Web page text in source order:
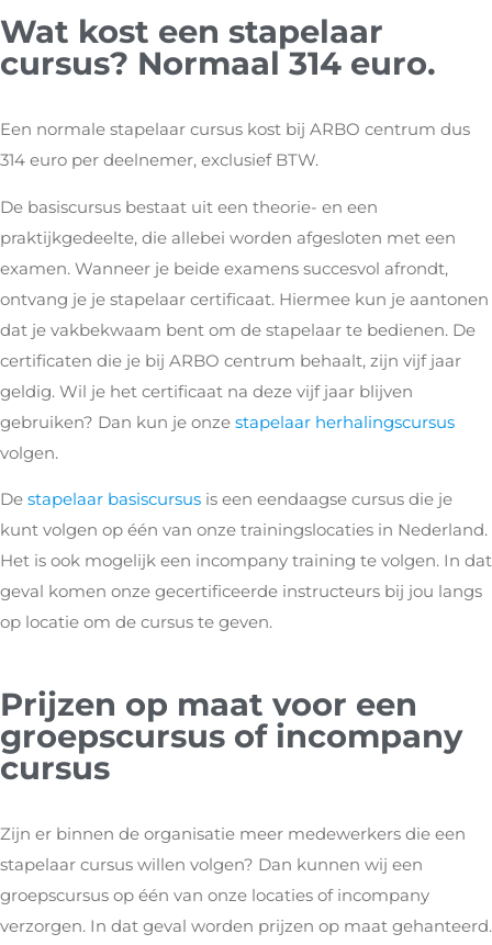
Wat kost een stapelaar
cursus? Normaal 314 euro.
Een normale stapelaar cursus kost bij ARBO centrum dus
314 euro per deelnemer, exclusief BTW.
De basiscursus bestaat uit een theorie- en een
praktijkgedeelte, die allebei worden afgesloten met een
examen. Wanneer je beide examens succesvol afrondt,
ontvang je je stapelaar certificaat. Hiermee kun je aantonen
dat je vakbekwaam bent om de stapelaar te bedienen. De
certificaten die je bij ARBO centrum behaalt, zijn vijf jaar
geldig. Wil je het certificaat na deze vijf jaar blijven
gebruiken? Dan kun je onze stapelaar herhalingscursus
volgen.
De stapelaar basiscursus is een eendaagse cursus die je
kunt volgen op één van onze trainingslocaties in Nederland.
Het is ook mogelijk een incompany training te volgen. In dat
geval komen onze gecertificeerde instructeurs bij jou langs
op locatie om de cursus te geven.
Prijzen op maat voor een
groepscursus of incompany
cursus
Zijn er binnen de organisatie meer medewerkers die een
stapelaar cursus willen volgen? Dan kunnen wij een
groepscursus op één van onze locaties of incompany
verzorgen. In dat geval worden prijzen op maat gehanteerd.